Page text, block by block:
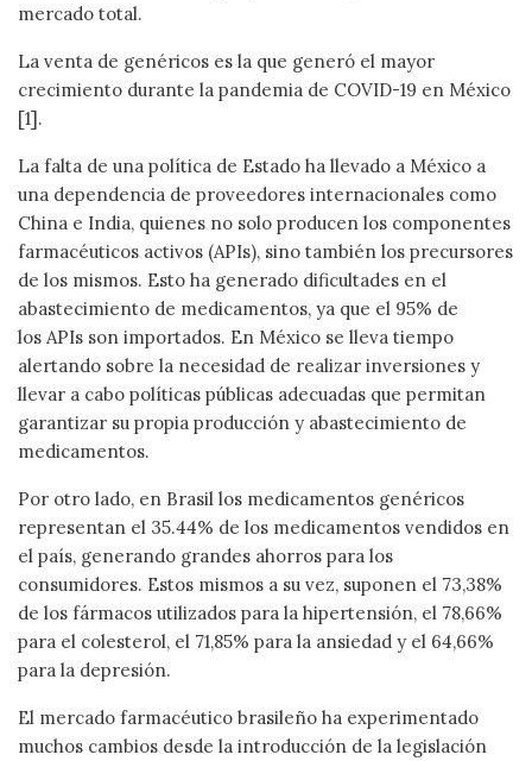
mercado total.
La venta de genéricos es la que generó el mayor
crecimiento durante la pandemia de COVID-19 en México
[1].
La falta de una política de Estado ha llevado a México a
una dependencia de proveedores internacionales como
China e India, quienes no solo producen los componentes
farmacéuticos activos (APIs), sino también los precursores
de los mismos. Esto ha generado dificultades en el
abastecimiento de medicamentos, ya que el 95% de
los APIs son importados. En México se lleva tiempo
alertando sobre la necesidad de realizar inversiones y
llevar a cabo políticas públicas adecuadas que permitan
garantizar su propia producción y abastecimiento de
medicamentos.
Por otro lado, en Brasil los medicamentos genéricos
representan el 35.44% de los medicamentos vendidos en
el país, generando grandes ahorros para los
consumidores. Estos mismos a su vez, suponen el 73,38%
de los fármacos utilizados para la hipertensión, el 78,66%
para el colesterol, el 71,85% para la ansiedad y el 64,66%
para la depresión.
El mercado farmacéutico brasileño ha experimentado
muchos cambios desde la introducción de la legislación